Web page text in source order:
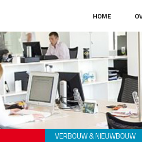
HOME
VERBOUW & NIEUWBOUW